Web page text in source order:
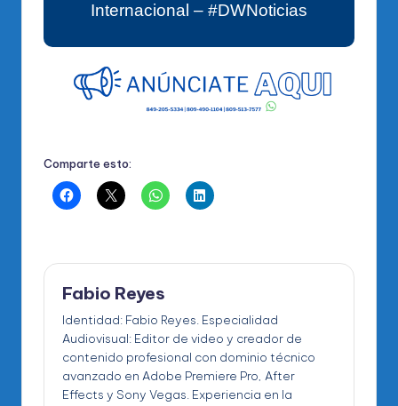
Internacional – #DWNoticias
Comparte esto:
Fabio Reyes
Identidad: Fabio Reyes. Especialidad
Audiovisual: Editor de video y creador de
contenido profesional con dominio técnico
avanzado en Adobe Premiere Pro, After
Effects y Sony Vegas. Experiencia en la